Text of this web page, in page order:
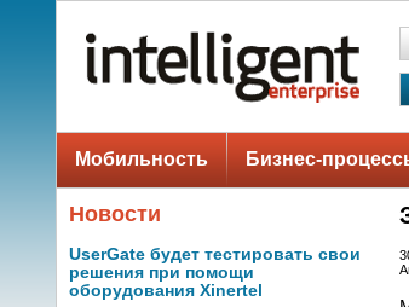
Мобильность Бизнес-
Новости
UserGate будет тестировать свои
решения при помощи
оборудования Xinertel